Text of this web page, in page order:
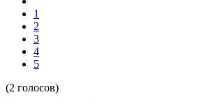
1
2
3
4
5
(2 голосов)